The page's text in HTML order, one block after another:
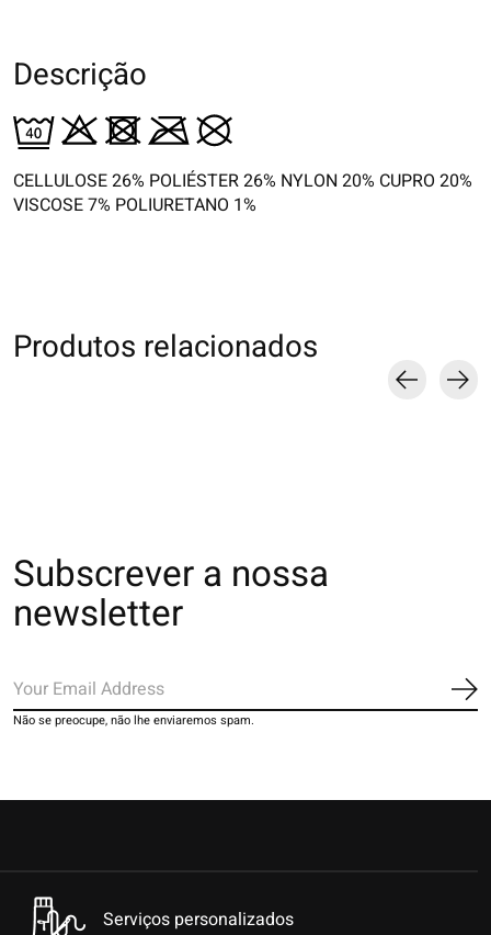
Descrição
CELLULOSE 26% POLIÉSTER 26% NYLON 20% CUPRO 20%
VISCOSE 7% POLIURETANO 1%
Produtos relacionados
Subscrever a nossa
newsletter
Não se preocupe, não lhe enviaremos spam.
Serviços personalizados